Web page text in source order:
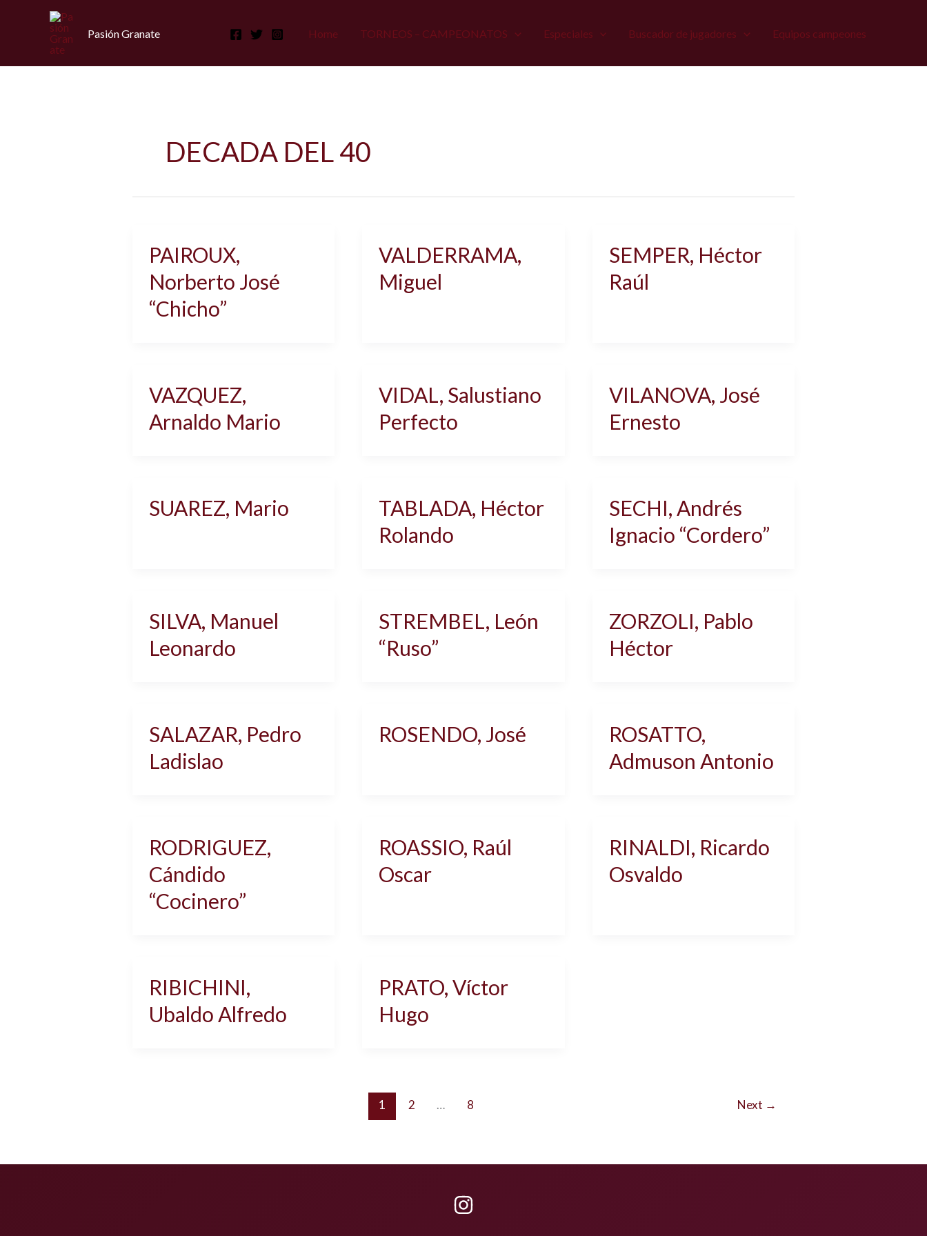
Pasión Granate Home TORNEOS – CAMPEONATOS Especiales Buscador de jugadores Equipos campeones
DECADA DEL 40
PAIROUX,
Norberto José
“Chicho”
VALDERRAMA,
Miguel
SEMPER, Héctor
Raúl
VAZQUEZ,
Arnaldo Mario
VIDAL, Salustiano
Perfecto
VILANOVA, José
Ernesto
SUAREZ, Mario
TABLADA, Héctor
Rolando
SECHI, Andrés
Ignacio “Cordero”
SILVA, Manuel
Leonardo
STREMBEL, León
“Ruso”
ZORZOLI, Pablo
Héctor
SALAZAR, Pedro
Ladislao
ROSENDO, José
ROSATTO,
Admuson Antonio
RODRIGUEZ,
Cándido
“Cocinero”
ROASSIO, Raúl
Oscar
RINALDI, Ricardo
Osvaldo
RIBICHINI,
Ubaldo Alfredo
PRATO, Víctor
Hugo
1 2 … 8 Next →